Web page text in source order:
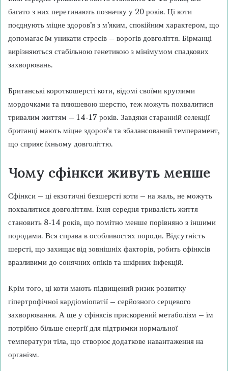
багато з них перетинають позначку у 20 років. Ці коти
поєднують міцне здоров’я з м’яким, спокійним характером, що
допомагає їм уникати стресів – ворогів довголіття. Бірманці
вирізняються стабільною генетикою з мінімумом спадкових
захворювань.
Британські короткошерсті коти, відомі своїми круглими
мордочками та плюшевою шерстю, теж можуть похвалитися
тривалим життям – 14-17 років. Завдяки старанній селекції
британці мають міцне здоров’я та збалансований темперамент,
що сприяє їхньому довголіттю.
Чому сфінкси живуть менше
Сфінкси – ці екзотичні безшерсті коти – на жаль, не можуть
похвалитися довголіттям. Їхня середня тривалість життя
становить 8-14 років, що помітно менше порівняно з іншими
породами. Вся справа в особливостях породи. Відсутність
шерсті, що захищає від зовнішніх факторів, робить сфінксів
вразливими до сонячних опіків та шкірних інфекцій.
Крім того, ці коти мають підвищений ризик розвитку
гіпертрофічної кардіоміопатії – серйозного серцевого
захворювання. А ще у сфінксів прискорений метаболізм – їм
потрібно більше енергії для підтримки нормальної
температури тіла, що створює додаткове навантаження на
організм.